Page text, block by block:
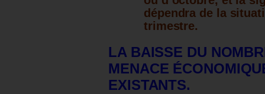
dépendra de la
trimestre.
LA BAISSE DU
MENACE
EXISTANTS.